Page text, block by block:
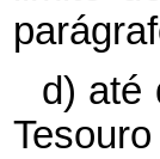
d) até